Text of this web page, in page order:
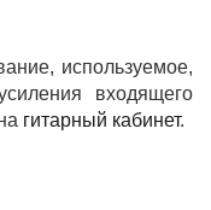
используемое,
входящего
гитарный кабинет.